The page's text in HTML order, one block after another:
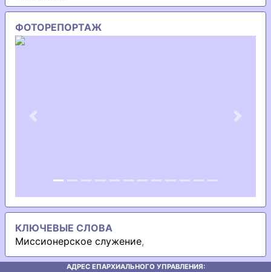
ФОТОРЕПОРТАЖ
Previous Next
КЛЮЧЕВЫЕ СЛОВА
Миссионерское служение,
АДРЕС ЕПАРХИАЛЬНОГО УПРАВЛЕНИЯ: